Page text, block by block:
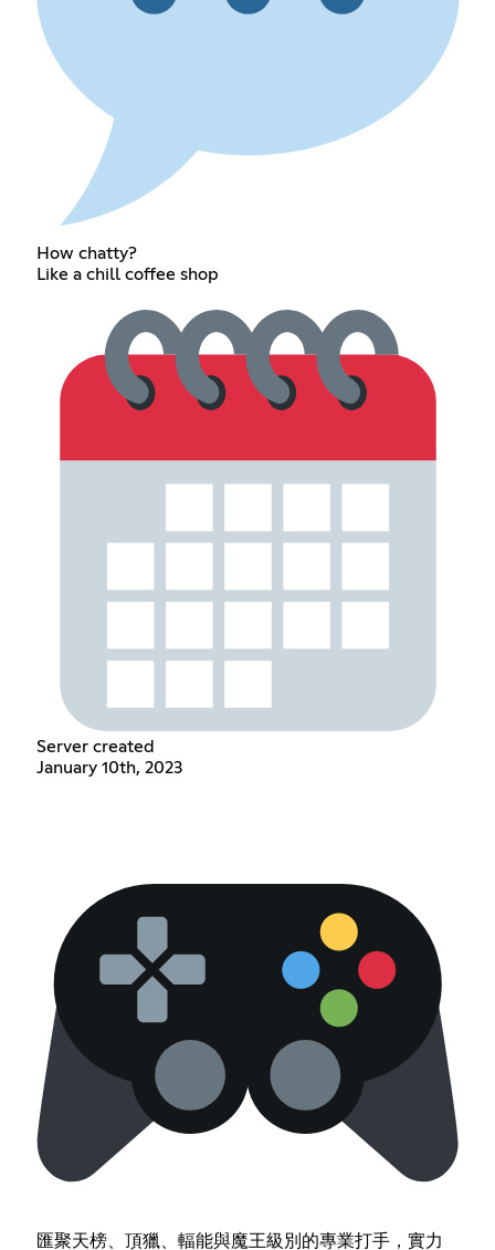
How chatty?
Like a chill coffee shop
Server created
January 10th, 2023
匯聚天榜、頂獵、輻能與魔王級別的專業打手，實力